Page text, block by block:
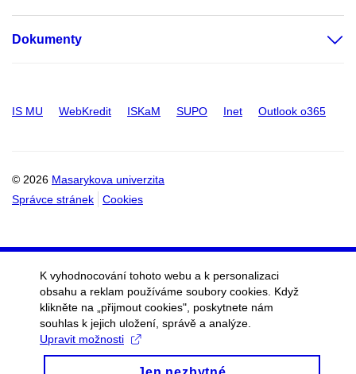
Dokumenty
IS MU WebKredit ISKaM SUPO Inet Outlook o365
© 2026 Masarykova univerzita
Správce stránek
Cookies
K vyhodnocování tohoto webu a k personalizaci
obsahu a reklam používáme soubory cookies. Když
klikněte na „přijmout cookies", poskytnete nám
souhlas k jejich uložení, správě a analýze.
Upravit možnosti